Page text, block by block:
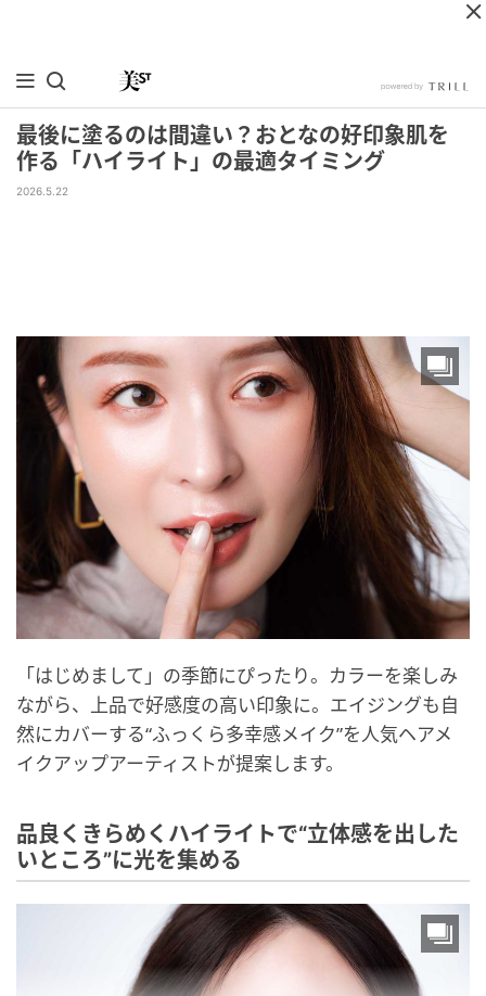
最後に塗るのは間違い？おとなの好印象肌を
作る「ハイライト」の最適タイミング
2026.5.22
「はじめまして」の季節にぴったり。カラーを楽しみ
ながら、上品で好感度の高い印象に。エイジングも自
然にカバーする“ふっくら多幸感メイク”を人気ヘアメ
イクアップアーティストが提案します。
品良くきらめくハイライトで“立体感を出した
いところ”に光を集める